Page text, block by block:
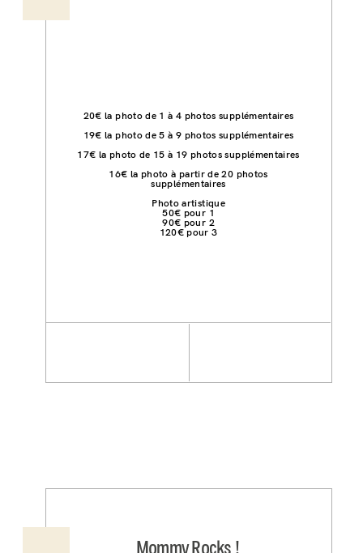
20€ la photo de 1 à 4 photos supplémentaires
19€ la photo de 5 à 9 photos supplémentaires
17€ la photo de 15 à 19 photos supplémentaires
16€ la photo à partir de 20 photos
supplémentaires
Photo artistique
50€ pour 1
90€ pour 2
120€ pour 3
Mommy Rocks !